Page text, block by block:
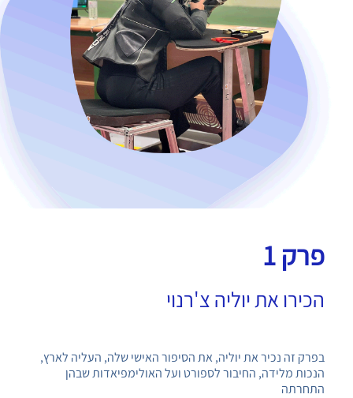
פרק 1
הכירו את יוליה צ'רנוי
בפרק זה נכיר את יוליה, את הסיפור האישי שלה, העליה לארץ,
הנכות מלידה, החיבור לספורט ועל האולימפיאדות שבהן
התחרתה